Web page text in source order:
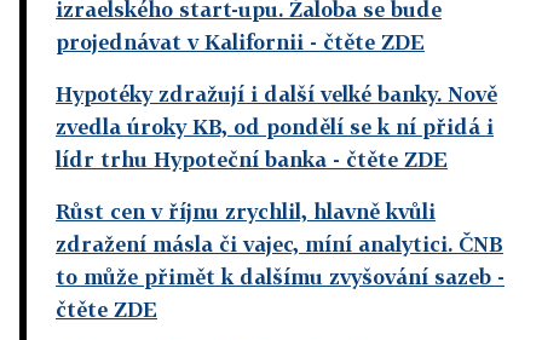
izraelského start-upu. Žaloba se bude
projednávat v Kalifornii - čtěte ZDE
Hypotéky zdražují i další velké banky. Nově
zvedla úroky KB, od pondělí se k ní přidá i
lídr trhu Hypoteční banka - čtěte ZDE
Růst cen v říjnu zrychlil, hlavně kvůli
zdražení másla či vajec, míní analytici. ČNB
to může přimět k dalšímu zvyšování sazeb -
čtěte ZDE